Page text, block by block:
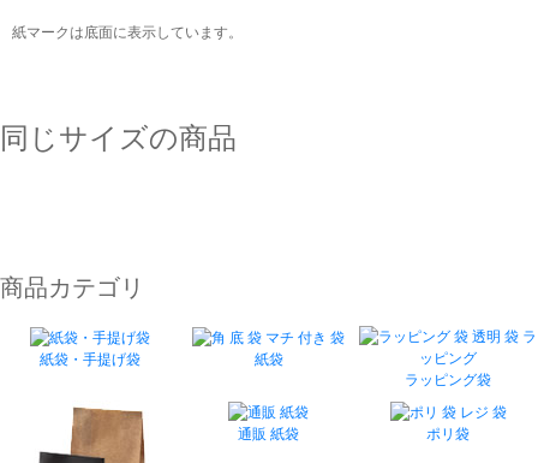
紙マークは底面に表示しています。
同じサイズの商品
商品カテゴリ
紙袋・手提げ袋
紙袋
ラッピング袋
通販 紙袋 ポリ袋